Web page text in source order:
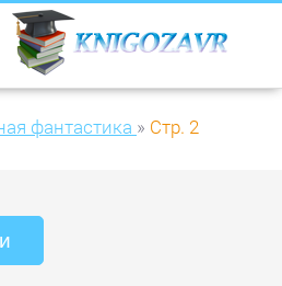
фантастика » Стр. 2